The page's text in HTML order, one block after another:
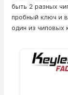
быть 2 разных
пробный ключ и
один из чиповых